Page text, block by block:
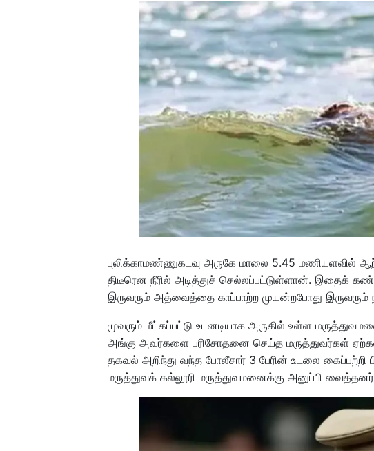
புலிக்காமண்ணுகடவு அருகே மாலை 5.45 மணியளவில்
திடீரென நீரில் அடித்துச் செல்லப்பட்டுள்ளான். இதைக்
இருவரும் அத்வைத்தை காப்பாற்ற முயன்றபோது இருவரும்
மூவரும் மீட்கப்பட்டு உடனடியாக அருகில் உள்ள
அங்கு அவர்களை பரிசோதனை செய்த மருத்துவர்கள்
தகவல் அறிந்து வந்த போலீசார் 3 பேரின் உடலை கைப்பற்றி
மருத்துவக் கல்லூரி மருத்துவமனைக்கு அனுப்பி